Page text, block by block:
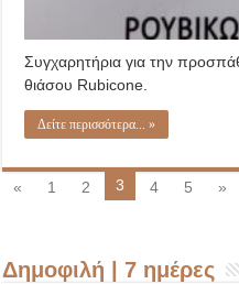
Συγχαρητήρια για την
θιάσου Rubicone.
Δείτε περισσότερα... »
« 1 2 3 4 5 »
Δημοφιλή | 7 ημέρες